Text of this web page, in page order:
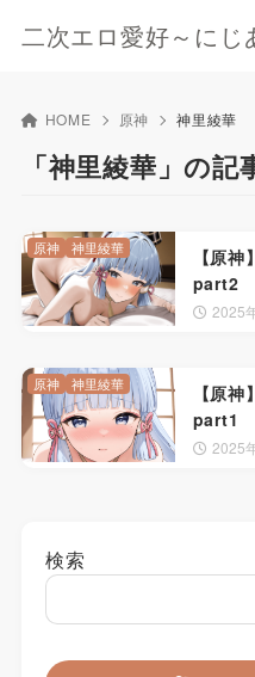
二次エロ愛好～にじ
HOME 原神 神里綾華
「神里綾華」の記
【原
part2
2025
原神 神里綾華
【原
part1
2025
原神 神里綾華
検索